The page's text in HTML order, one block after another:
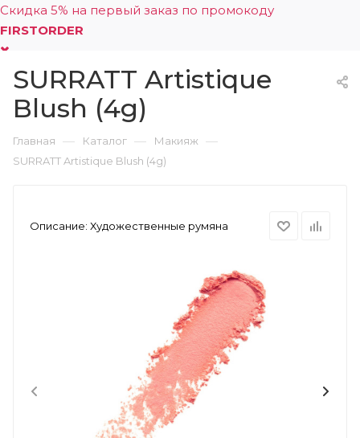
Скидка 5% на первый заказ по промокоду
FIRSTORDER
0
SURRATT Artistique
Blush (4g)
Главная — Каталог — Макияж —
SURRATT Artistique Blush (4g)
Описание: Художественные румяна